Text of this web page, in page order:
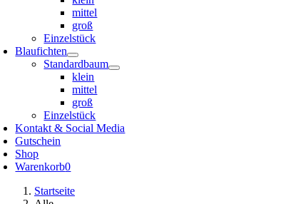
mittel
groß
Einzelstück
Blaufichten
Standardbaum
klein
mittel
groß
Einzelstück
Kontakt & Social Media
Gutschein
Shop
Warenkorb0
Startseite